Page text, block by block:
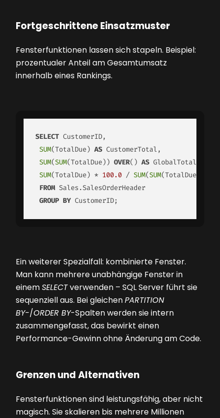
Fortgeschrittene Einsatzmuster
Fensterfunktionen lassen sich stapeln. Beispiel:
prozentualer Anteil am Gesamtumsatz
innerhalb eines Rankings.
SELECT CustomerID,
SUM(TotalDue) AS CustomerTotal,
SUM(SUM(TotalDue)) OVER() AS GlobalTotal,
SUM(TotalDue) * 100.0 / SUM(SUM(TotalDue))
FROM Sales.SalesOrderHeader
GROUP BY CustomerID;
Ein weiterer Spezialfall: kombinierte Fenster.
Man kann mehrere unabhängige Fenster in
einemSELECTverwenden – SQL Server führt sie
sequenziell aus. Bei gleichenPARTITION
BY-/ORDER BY-Spalten werden sie intern
zusammengefasst, das bewirkt einen
Performance-Gewinn ohne Änderung am Code.
Grenzen und Alternativen
Fensterfunktionen sind leistungsfähig, aber nicht
magisch. Sie skalieren bis mehrere Millionen